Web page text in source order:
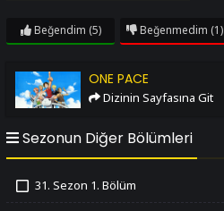
Beğendim (5) Beğenmedim (1)
One Pace ONE PACE
Dizinin Sayfasına Git
Sezonun Diğer Bölümleri
31. Sezon 1. Bölüm